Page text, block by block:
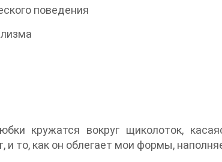
поведения
кружатся вокруг щиколоток,
и то, как он облегает мои формы,